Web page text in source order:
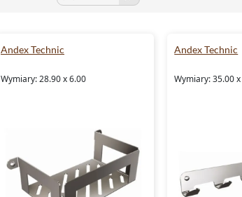
Andex Technic
Wymiary: 28.90 x 6.00
Andex Technic
Wymiary: 35.00